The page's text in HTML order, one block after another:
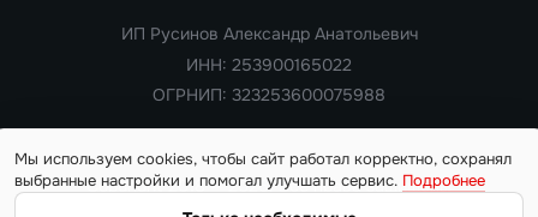
Copyright 2018 — 2026. Все права защищены
ИП Русинов Александр Анатольевич
ИНН: 253900165022
ОГРНИП: 323253600075988
Мы используем cookies, чтобы сайт работал корректно, сохранял
выбранные настройки и помогал улучшать сервис. Подробнее